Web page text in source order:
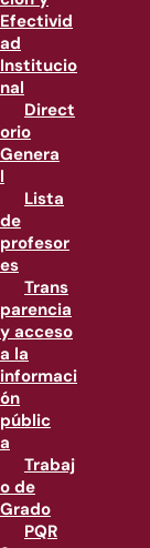
Efectivid
ad
Institucio
nal
Direct
orio
Genera
l
Lista
de
profesor
es
Trans
parencia
y acceso
a la
informaci
ón
públic
a
Trabaj
o de
Grado
PQR